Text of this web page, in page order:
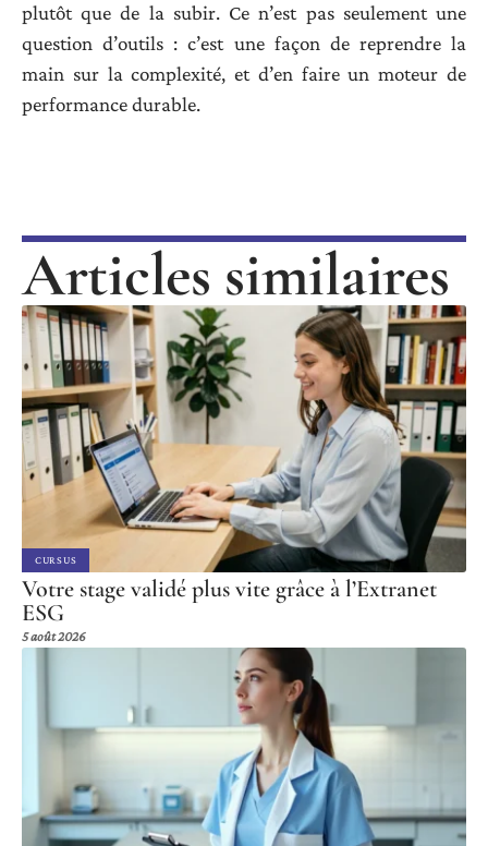
plutôt que de la subir. Ce n’est pas seulement une
question d’outils : c’est une façon de reprendre la
main sur la complexité, et d’en faire un moteur de
performance durable.
Articles similaires
CURSUS
Votre stage validé plus vite grâce à l’Extranet
ESG
5 août 2026